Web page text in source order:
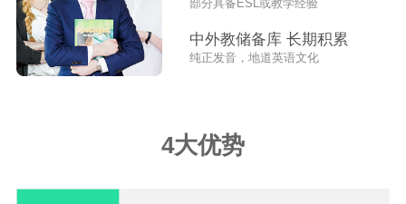
部分具备ESL或教学经验
中外教储备库 长期积累
纯正发音，地道英语文化
4大优势